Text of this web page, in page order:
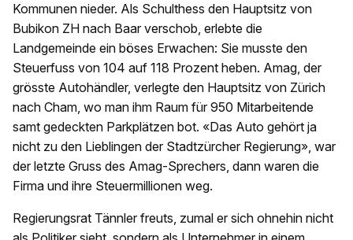
Kommunen nieder. Als Schulthess den Hauptsitz von
Bubikon ZH nach Baar verschob, erlebte die
Landgemeinde ein böses Erwachen: Sie musste den
Steuerfuss von 104 auf 118 Prozent heben. Amag, der
grösste Autohändler, verlegte den Hauptsitz von Zürich
nach Cham, wo man ihm Raum für 950 Mitarbeitende
samt gedeckten Parkplätzen bot. «Das Auto gehört ja
nicht zu den Lieblingen der Stadtzürcher Regierung», war
der letzte Gruss des Amag-Sprechers, dann waren die
Firma und ihre Steuermillionen weg.
Regierungsrat Tännler freuts, zumal er sich ohnehin nicht